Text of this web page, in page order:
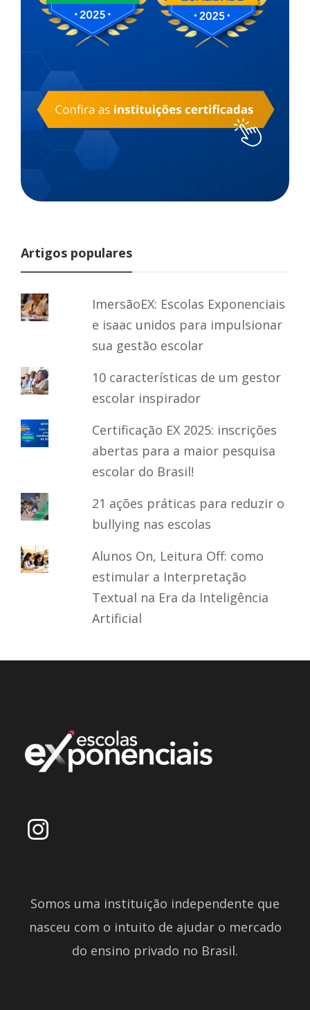
Artigos populares
ImersãoEX: Escolas Exponenciais
e isaac unidos para impulsionar
sua gestão escolar
10 características de um gestor
escolar inspirador
Certificação EX 2025: inscrições
abertas para a maior pesquisa
escolar do Brasil!
21 ações práticas para reduzir o
bullying nas escolas
Alunos On, Leitura Off: como
estimular a Interpretação
Textual na Era da Inteligência
Artificial
Somos uma instituição independente que
nasceu com o intuito de ajudar o mercado
do ensino privado no Brasil.